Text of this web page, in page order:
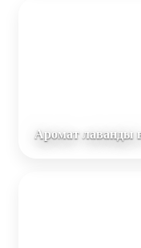
Аромат лаванды